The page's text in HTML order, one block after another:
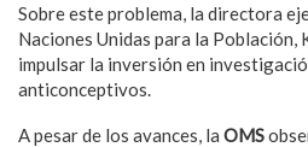
Sobre este problema, la directora
Naciones Unidas para la Población,
impulsar la inversión en
anticonceptivos.
A pesar de los avances, la OMS